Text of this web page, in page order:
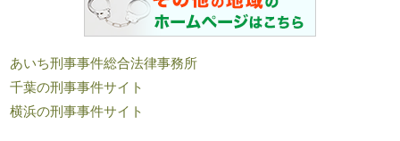
あいち刑事事件総合法律事務所
千葉の刑事事件サイト
横浜の刑事事件サイト